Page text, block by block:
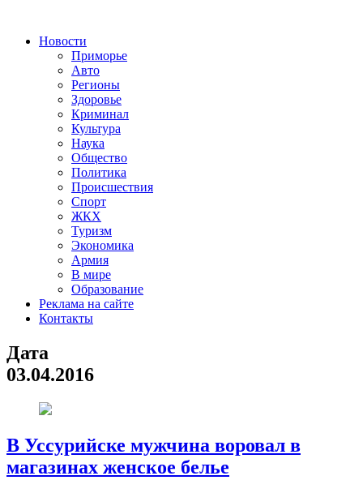
Новости
Приморье
Авто
Регионы
Здоровье
Криминал
Культура
Наука
Общество
Политика
Происшествия
Спорт
ЖКХ
Туризм
Экономика
Армия
В мире
Образование
Реклама на сайте
Контакты
Дата
03.04.2016
В Уссурийске мужчина воровал в
магазинах женское белье